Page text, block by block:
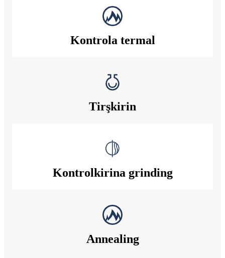
Kontrola termal
Tirşkirin
Kontrolkirina grinding
Annealing